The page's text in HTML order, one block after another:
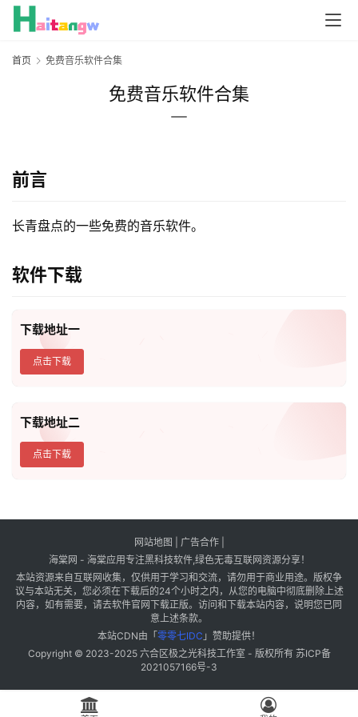
首页 免费音乐软件合集
免费音乐软件合集
前言
长青盘点的一些免费的音乐软件。
软件下载
下载地址一
点击下载
下载地址二
点击下载
网站地图 广告合作|
海棠网 - 海棠应用专注黑科技软件,绿色无毒互联网资源分享！
本站资源来自互联网收集，仅供用于学习和交流，请勿用于商业用途。版权争
议与本站无关，您必须在下载后的24个小时之内，从您的电脑中彻底删除上述
内容，如有需要，请去软件官网下载正版。访问和下载本站内容，说明您已同
意上述条款。
本站CDN由「 零零七IDC 」赞助提供！
Copyright © 2023-2025 六合区极之光科技工作室 - 版权所有 苏ICP备
2021057166号-3